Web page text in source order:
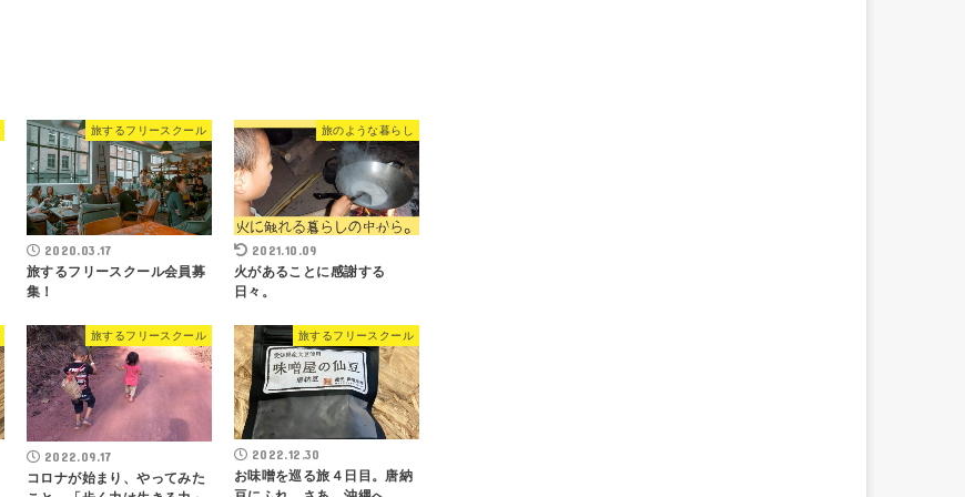
旅するフリースクール
2020.03.17
旅するフリースクール会員募
集！
旅のような暮らし
2021.10.09
火があることに感謝する
日々。
旅するフリースクール
2022.09.17
コロナが始まり、やってみた
旅するフリースクール
2022.12.30
お味噌を巡る旅４日目。唐納